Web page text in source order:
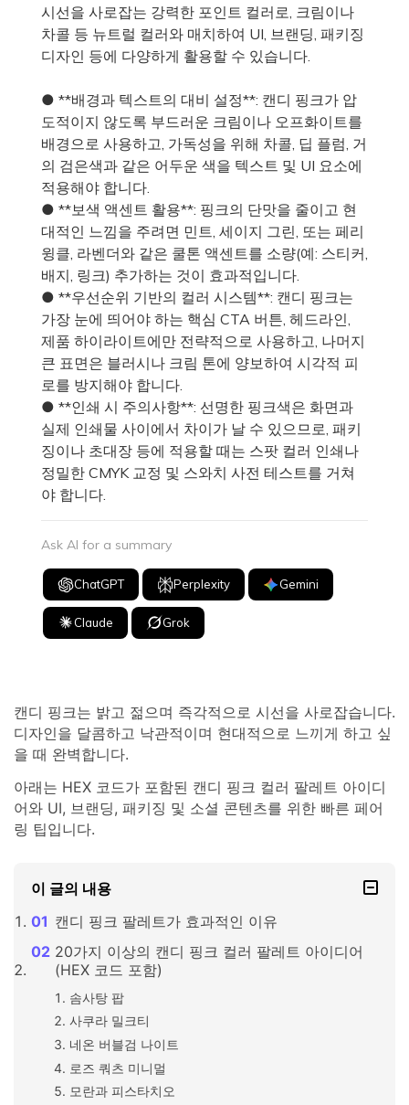
시선을 사로잡는 강력한 포인트 컬러로, 크림이나
차콜 등 뉴트럴 컬러와 매치하여 UI, 브랜딩, 패키징
디자인 등에 다양하게 활용할 수 있습니다.
● **배경과 텍스트의 대비 설정**: 캔디 핑크가 압
도적이지 않도록 부드러운 크림이나 오프화이트를
배경으로 사용하고, 가독성을 위해 차콜, 딥 플럼, 거
의 검은색과 같은 어두운 색을 텍스트 및 UI 요소에
적용해야 합니다.
● **보색 액센트 활용**: 핑크의 단맛을 줄이고 현
대적인 느낌을 주려면 민트, 세이지 그린, 또는 페리
윙클, 라벤더와 같은 쿨톤 액센트를 소량(예: 스티커,
배지, 링크) 추가하는 것이 효과적입니다.
● **우선순위 기반의 컬러 시스템**: 캔디 핑크는
가장 눈에 띄어야 하는 핵심 CTA 버튼, 헤드라인,
제품 하이라이트에만 전략적으로 사용하고, 나머지
큰 표면은 블러시나 크림 톤에 양보하여 시각적 피
로를 방지해야 합니다.
● **인쇄 시 주의사항**: 선명한 핑크색은 화면과
실제 인쇄물 사이에서 차이가 날 수 있으므로, 패키
징이나 초대장 등에 적용할 때는 스팟 컬러 인쇄나
정밀한 CMYK 교정 및 스와치 사전 테스트를 거쳐
야 합니다.
Ask AI for a summary
ChatGPT Perplexity Gemini
Claude Grok
캔디 핑크는 밝고 젊으며 즉각적으로 시선을 사로잡습니다.
디자인을 달콤하고 낙관적이며 현대적으로 느끼게 하고 싶
을 때 완벽합니다.
아래는 HEX 코드가 포함된 캔디 핑크 컬러 팔레트 아이디
어와 UI, 브랜딩, 패키징 및 소셜 콘텐츠를 위한 빠른 페어
링 팁입니다.
이 글의 내용
캔디 핑크 팔레트가 효과적인 이유
20가지 이상의 캔디 핑크 컬러 팔레트 아이디어
(HEX 코드 포함)
솜사탕 팝
사쿠라 밀크티
네온 버블검 나이트
로즈 쿼츠 미니멀
모란과 피스타치오